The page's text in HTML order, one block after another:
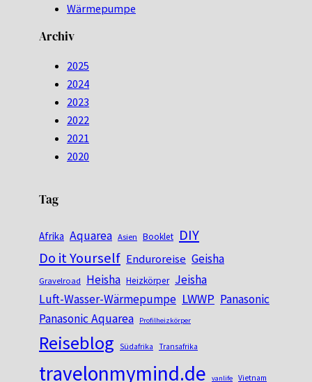
Wärmepumpe
Archiv
2025
2024
2023
2022
2021
2020
Tag
Afrika Aquarea Asien Booklet DIY
Do it Yourself Enduroreise Geisha
Gravelroad Heisha Heizkörper Jeisha
Luft-Wasser-Wärmepumpe LWWP Panasonic
Panasonic Aquarea
Profilheizkörper
Reiseblog Südafrika Transafrika
travelonmymind.de vanlife Vietnam